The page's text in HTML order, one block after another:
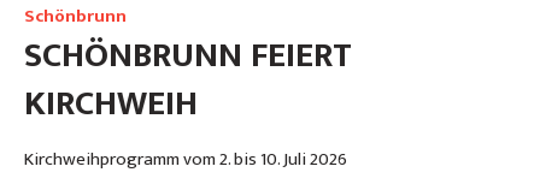
Schönbrunn
SCHÖNBRUNN FEIERT
KIRCHWEIH
Kirchweihprogramm vom 2. bis 10. Juli 2026